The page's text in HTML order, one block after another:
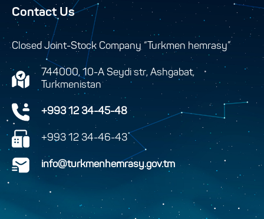
Contact Us
Closed Joint-Stock Company “Turkmen hemrasy”
744000, 10-A Seydi str, Ashgabat,
Turkmenistan
+993 12 34-45-48
+993 12 34-46-43
info@turkmenhemrasy.gov.tm